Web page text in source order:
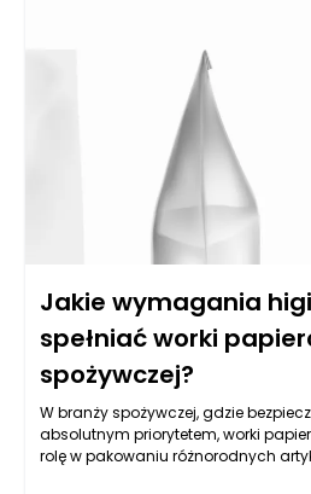
identyfikowanie awarii czy
również na bardziej efektywne
rezultacie prowadzi do lepszej
Jakie wymagania
spełniać worki
spożywczej?
W branży spożywczej, gdzie
absolutnym priorytetem, worki
rolę w pakowaniu różnorodnych